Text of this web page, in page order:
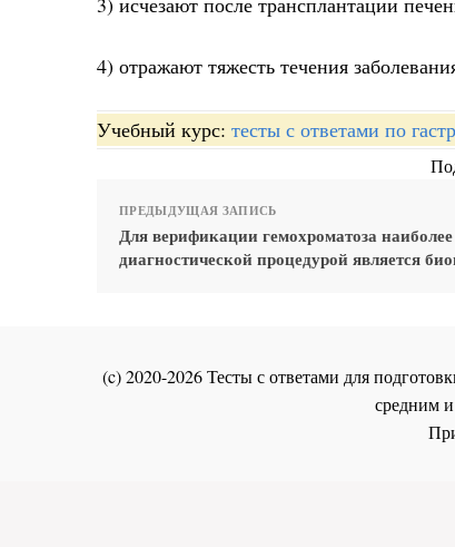
4) отражают тяжесть течения
Учебный курс: тесты с ответами по
ПРЕДЫДУЩАЯ ЗАПИСЬ
Для верификации гемохроматоза
диагностической процедурой является
(c) 2020-2026 Тесты с ответами для
средним